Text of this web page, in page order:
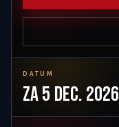
DATUM
za 5 dec. 2026